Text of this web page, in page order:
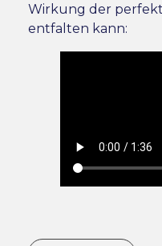
Wirkung der
entfalten kann: